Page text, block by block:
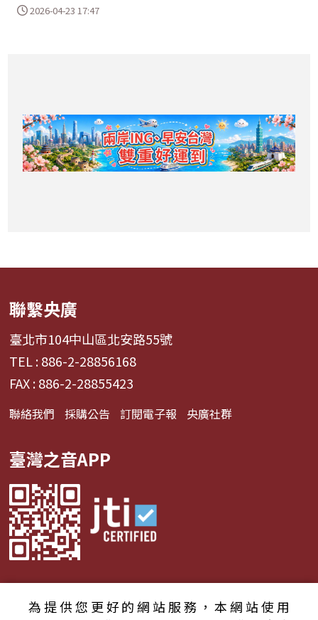
2026-04-23 17:47
聯繫央廣
臺北市104中山區北安路55號
TEL : 886-2-28856168
FAX : 886-2-28855423
聯絡我們 採購公告 訂閱電子報 央廣社群
臺灣之音APP
為提供您更好的網站服務，本網站使用